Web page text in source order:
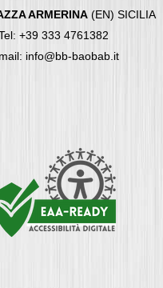
ARMERINA (EN) SICILIA
+39 333 4761382
info@bb-baobab.it